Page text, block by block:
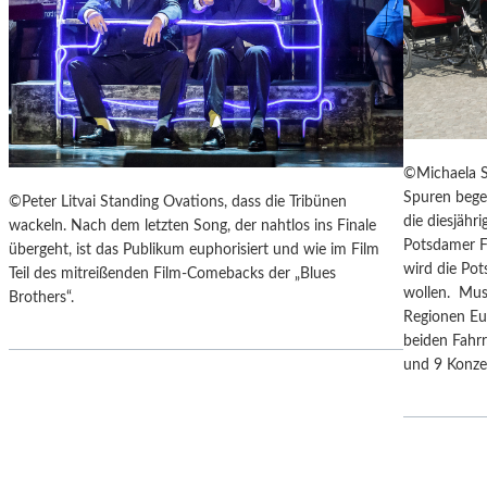
I
S
E
Z
U
M
O
N
D
U
N
D
Z
U
M
R
E
R
„
A
N
T
H
E
R
G
E
R
M
A
©Peter Litvai Standing Ovations, dass die Tribünen
wackeln. Nach dem letzten Song, der nahtlos ins Finale
übergeht, ist das Publikum euphorisiert und wie im Film
Teil des mitreißenden Film-Comebacks der „Blues
Brothers“.
©Michaela
Spuren
die
Potsdamer
wird die
wollen.
Regionen
beiden
und 9